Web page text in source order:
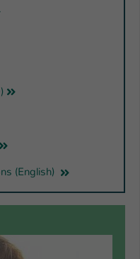
(English)